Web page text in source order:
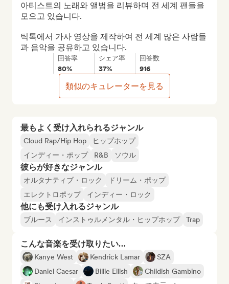
最もよく受け入れられるジャンル
Cloud Rap/Hip Hop
ヒップホップ
インディー・ポップ
R&B ソウル
彼らが好きなジャンル
オルタナティブ・ロック
ドリーム・ポップ
エレクトロポップ
インディー・ロック
他にも受け入れるジャンル
ブルース インストゥルメンタル・ヒップホップ Trap
こんな音楽を受け取りたい…
Kanye West Kendrick Lamar
SZA
Daniel Caesar
Billie Eilish
Childish Gambino
아티스트의 노래와 앨범을 리뷰하며 전 세계 팬들을
모으고 있습니다.
틱톡에서 가사 영상을 제작하여 전 세계 많은 사람들
과 음악을 공유하고 있습니다.
回答率
80%
シェア率
37%
回答数
916
類似のキュレーターを見る